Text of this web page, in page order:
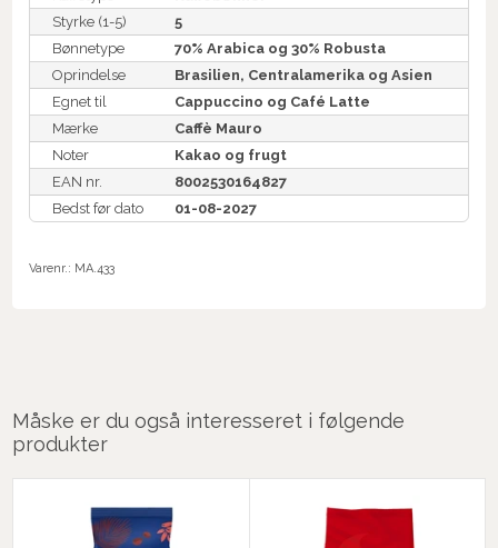
Styrke (1-5)
5
Bønnetype
70% Arabica og 30% Robusta
Oprindelse
Brasilien, Centralamerika og Asien
Egnet til
Cappuccino og Café Latte
Mærke
Caffè Mauro
Noter
Kakao og frugt
EAN nr.
8002530164827
Bedst før dato
01-08-2027
Varenr.: MA.433
Måske er du også interesseret i følgende
produkter